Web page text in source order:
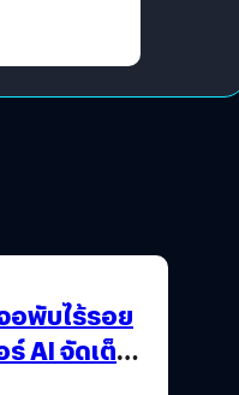
อพับไร้รอย
AI จัดเต็ม